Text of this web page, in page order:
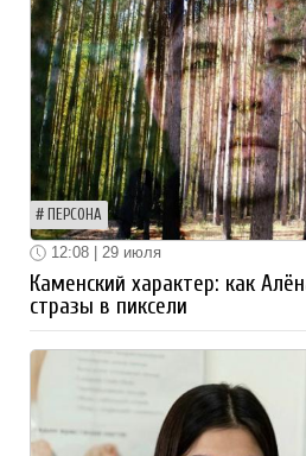
ПЕРСОНА
12:08 | 29 июля
Каменский характер: как
стразы в пиксели